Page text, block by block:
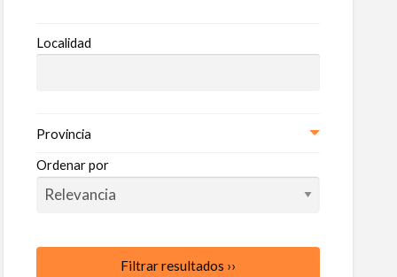
Localidad
Provincia
Ordenar por
Filtrar resultados ››